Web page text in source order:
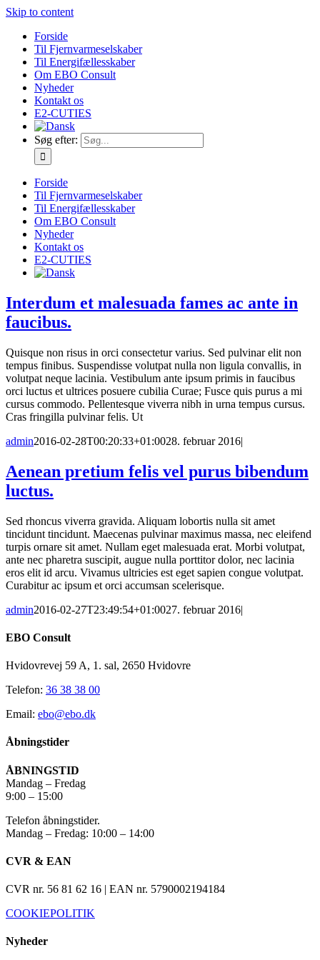
Skip to content
Forside
Til Fjernvarmeselskaber
Til Energifællesskaber
Om EBO Consult
Nyheder
Kontakt os
E2-CUTIES
Søg efter:
Forside
Til Fjernvarmeselskaber
Til Energifællesskaber
Om EBO Consult
Nyheder
Kontakt os
E2-CUTIES
Interdum et malesuada fames ac ante in
faucibus.
Quisque non risus in orci consectetur varius. Sed pulvinar elit non
tempus finibus. Suspendisse volutpat nulla non ligula convallis, in
volutpat neque lacinia. Vestibulum ante ipsum primis in faucibus
orci luctus et ultrices posuere cubilia Curae; Fusce quis purus a mi
cursus commodo. Pellentesque viverra nibh in urna tempus cursus.
Cras fringilla pulvinar felis. Ut
admin2016-02-28T00:20:33+01:0028. februar 2016|
Aenean pretium felis vel purus bibendum
luctus.
Sed rhoncus viverra gravida. Aliquam lobortis nulla sit amet
tincidunt tincidunt. Maecenas pulvinar maximus massa, nec eleifend
turpis ornare sit amet. Nullam eget malesuada erat. Morbi volutpat,
ante nec pharetra suscipit, augue nulla porttitor dolor, nec lacinia
eros elit id arcu. Vivamus ultricies est eget sapien congue volutpat.
Curabitur ac ipsum et orci accumsan scelerisque.
admin2016-02-27T23:49:54+01:0027. februar 2016|
EBO Consult
Hvidovrevej 59 A, 1. sal, 2650 Hvidovre
Telefon: 36 38 38 00
Email: ebo@ebo.dk
Åbningstider
ÅBNINGSTID
Mandag – Fredag
9:00 – 15:00
Telefon åbningstider.
Mandag – Fredag: 10:00 – 14:00
CVR & EAN
CVR nr. 56 81 62 16 | EAN nr. 5790002194184
COOKIEPOLITIK
Nyheder